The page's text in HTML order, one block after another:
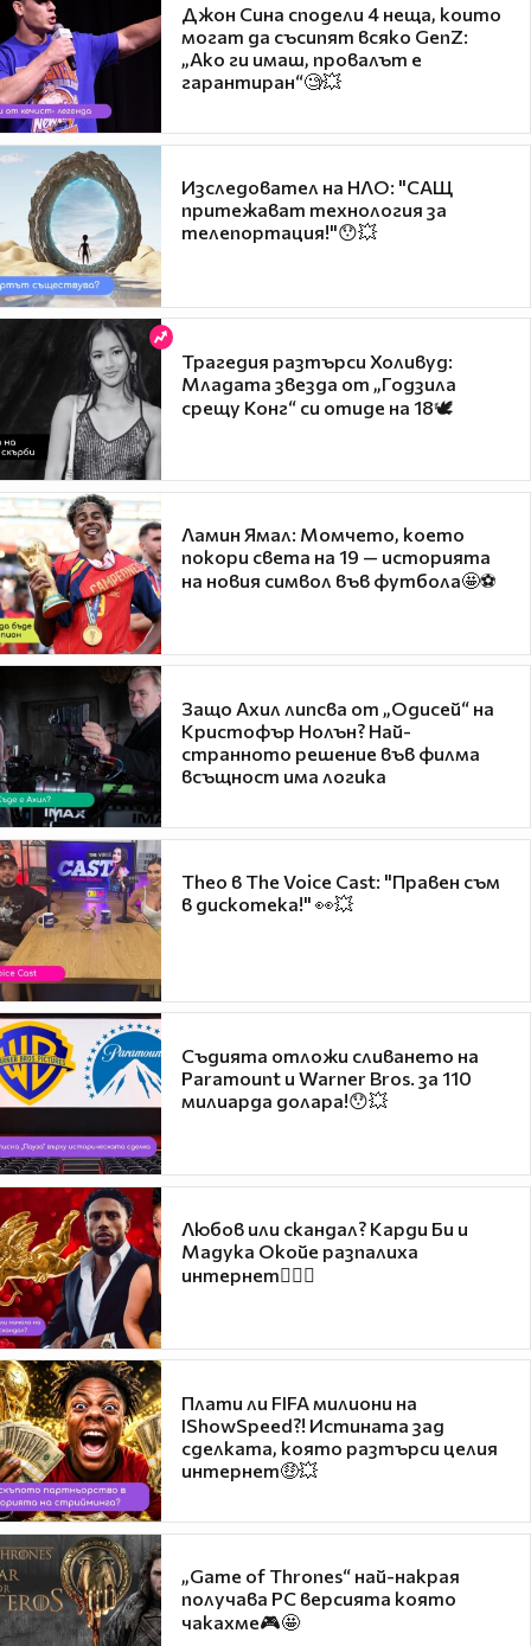
Джон Сина сподели 4 неща, които
могат да съсипят всяко GenZ:
„Ако ги имаш, провалът е
гарантиран“🧐💥
Изследовател на НЛО: "САЩ
притежават технология за
телепортация!"😯💥
Трагедия разтърси Холивуд:
Младата звезда от „Годзила
срещу Конг“ си отиде на 18🕊️
Ламин Ямал: Момчето, което
покори света на 19 — историята
на новия символ във футбола🤩⚽
Защо Ахил липсва от „Одисей“ на
Кристофър Нолън? Най-
странното решение във филма
всъщност има логика
Theo в The Voice Cast: "Правен съм
в дискотека!" 👀💥
Съдията отложи сливането на
Paramount и Warner Bros. за 110
милиарда долара!😯💥
Любов или скандал? Карди Би и
Мадука Окойе разпалиха
интернет❤️‍🔥🔥
Плати ли FIFA милиони на
IShowSpeed?! Истината зад
сделката, която разтърси целия
интернет🤑💥
„Game of Thrones“ най-накрая
получава PC версията която
чакахме🎮🤩